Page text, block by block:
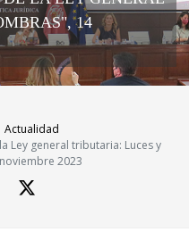
14
Actualidad
Ley general tributaria: Luces y
2023